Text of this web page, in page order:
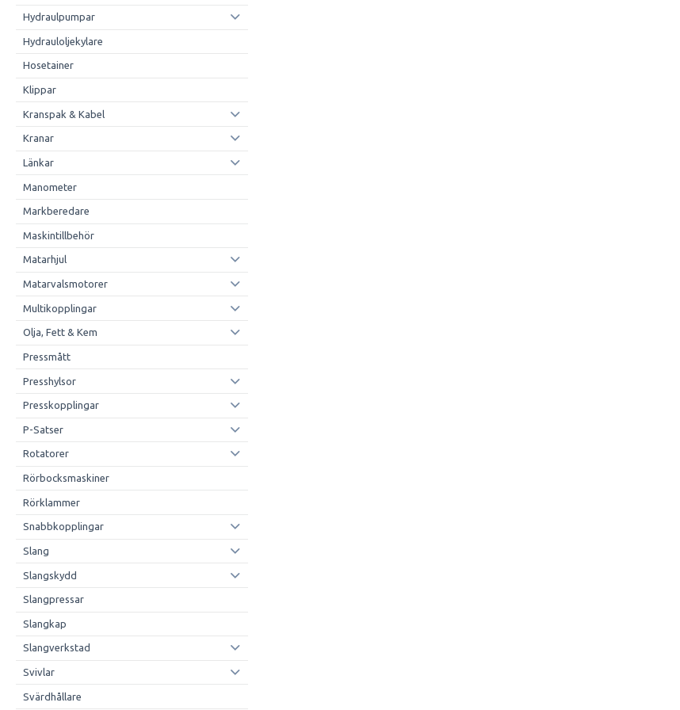
Hydraulpumpar
Hydrauloljekylare
Hosetainer
Klippar
Kranspak & Kabel
Kranar
Länkar
Manometer
Markberedare
Maskintillbehör
Matarhjul
Matarvalsmotorer
Multikopplingar
Olja, Fett & Kem
Pressmått
Presshylsor
Presskopplingar
P-Satser
Rotatorer
Rörbocksmaskiner
Rörklammer
Snabbkopplingar
Slang
Slangskydd
Slangpressar
Slangkap
Slangverkstad
Svivlar
Svärdhållare